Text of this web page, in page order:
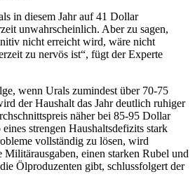
in diesem Jahr auf 41 Dollar
unwahrscheinlich. Aber zu sagen,
nicht erreicht wird, wäre nicht
zu nervös ist“, fügt der Experte
wenn Urals zumindest über 70-75
der Haushalt das Jahr deutlich ruhiger
näher bei 85-95 Dollar
strengen Haushaltsdefizits stark
vollständig zu lösen, wird
Militärausgaben, einen starken Rubel und
Ölproduzenten gibt, schlussfolgert der